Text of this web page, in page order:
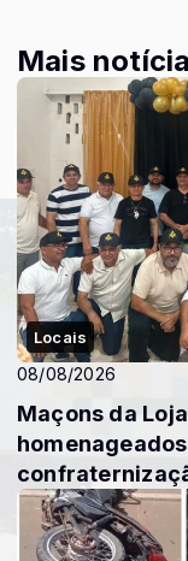
Mais
Locais
08/08/2026
Maçons da